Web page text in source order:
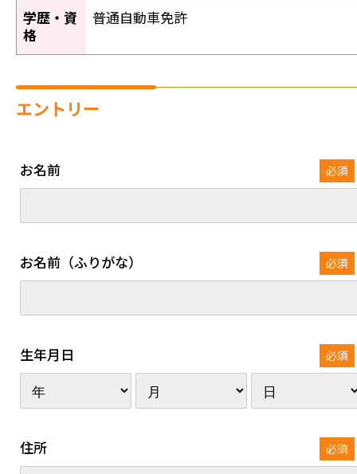
学歴・資
格
普通自動車免許
エントリー
お名前 必須
お名前（ふりがな） 必須
生年月日 必須
住所 必須